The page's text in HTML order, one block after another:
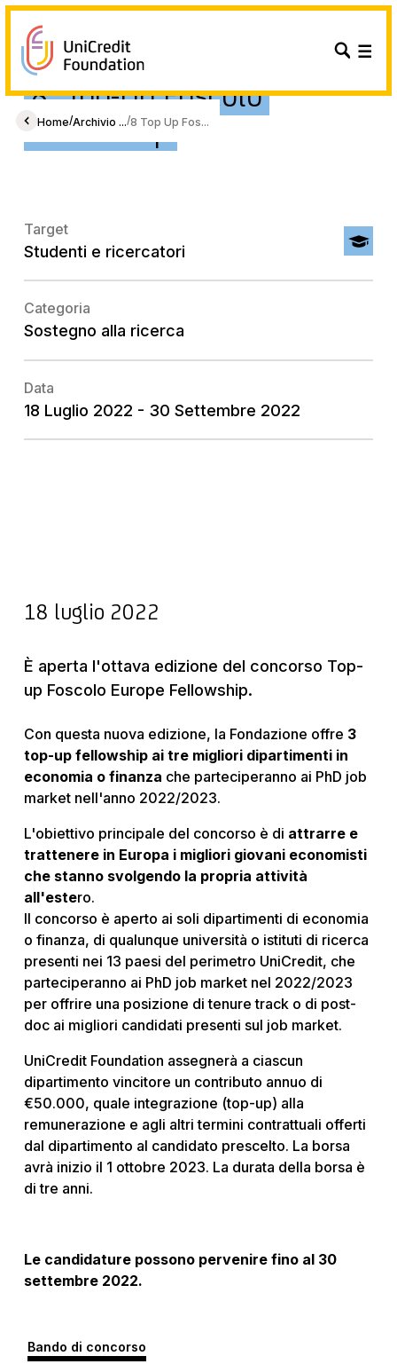
Home/Archivio .../8 Top Up Fos...
8° Top-Up Foscolo
Fellowship
Target
Studenti e ricercatori
Categoria
Sostegno alla ricerca
Data
18 Luglio 2022 - 30 Settembre 2022
18 luglio 2022
È aperta l'ottava edizione del concorso Top-
up Foscolo Europe Fellowship.
Con questa nuova edizione, la Fondazione offre 3
top-up fellowship ai tre migliori dipartimenti in
economia o finanza che parteciperanno ai PhD job
market nell'anno 2022/2023.
L'obiettivo principale del concorso è di attrarre e
trattenere in Europa i migliori giovani economisti
che stanno svolgendo la propria attività
all'estero.
Il concorso è aperto ai soli dipartimenti di economia
o finanza, di qualunque università o istituti di ricerca
presenti nei 13 paesi del perimetro UniCredit, che
parteciperanno ai PhD job market nel 2022/2023
per offrire una posizione di tenure track o di post-
doc ai migliori candidati presenti sul job market.
UniCredit Foundation assegnerà a ciascun
dipartimento vincitore un contributo annuo di
€50.000, quale integrazione (top-up) alla
remunerazione e agli altri termini contrattuali offerti
dal dipartimento al candidato prescelto. La borsa
avrà inizio il 1 ottobre 2023. La durata della borsa è
di tre anni.
Le candidature possono pervenire fino al 30
settembre 2022.
Bando di concorso